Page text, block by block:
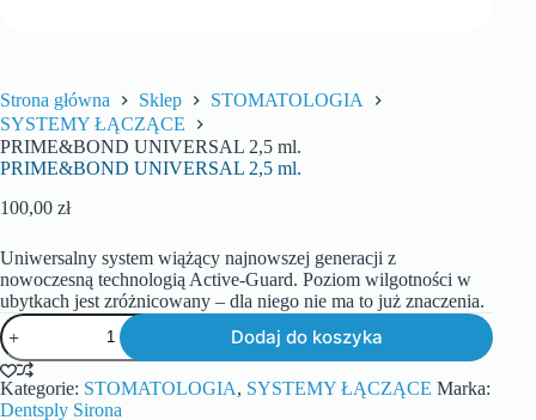
Strona główna Sklep
STOMATOLOGIA
SYSTEMY ŁĄCZĄCE
PRIME&BOND UNIVERSAL 2,5 ml.
PRIME&BOND UNIVERSAL 2,5 ml.
100,00 zł
Uniwersalny system wiążący najnowszej generacji z
nowoczesną technologią Active-Guard. Poziom wilgotności w
ubytkach jest zróżnicowany – dla niego nie ma to już znaczenia.
Dodaj do koszyka
Kategorie: STOMATOLOGIA, SYSTEMY ŁĄCZĄCE Marka:
Dentsply Sirona